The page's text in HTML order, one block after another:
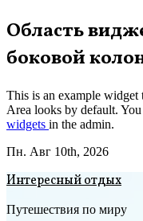
Перейти
к
содержимому
Область
боковой
This is an example
Area looks by default.
widgets in the admin.
Пн. Авг 10th, 2026
Интересный отдых
Путешествия по миру